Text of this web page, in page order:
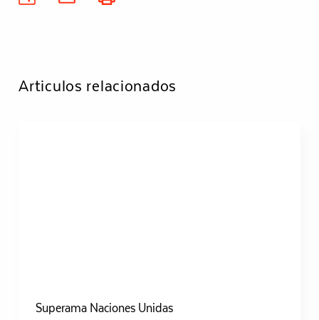
Articulos relacionados
Superama Naciones Unidas